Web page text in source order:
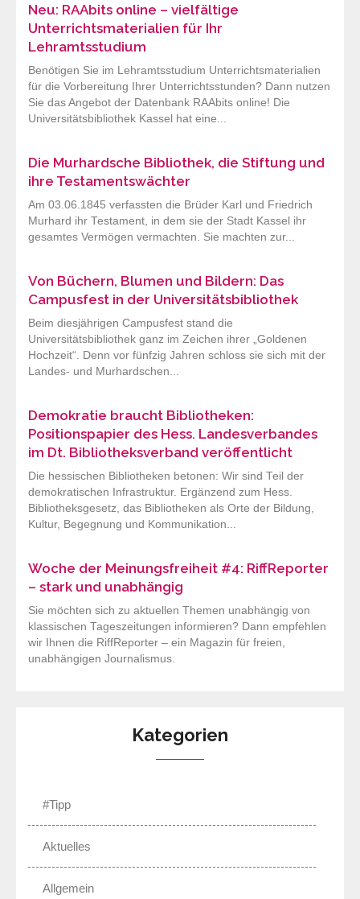
Neu: RAAbits online – vielfältige
Unterrichtsmaterialien für Ihr
Lehramtsstudium
Benötigen Sie im Lehramtsstudium Unterrichtsmaterialien
für die Vorbereitung Ihrer Unterrichtsstunden? Dann nutzen
Sie das Angebot der Datenbank RAAbits online! Die
Universitätsbibliothek Kassel hat eine...
Die Murhardsche Bibliothek, die Stiftung und
ihre Testamentswächter
Am 03.06.1845 verfassten die Brüder Karl und Friedrich
Murhard ihr Testament, in dem sie der Stadt Kassel ihr
gesamtes Vermögen vermachten. Sie machten zur...
Von Büchern, Blumen und Bildern: Das
Campusfest in der Universitätsbibliothek
Beim diesjährigen Campusfest stand die
Universitätsbibliothek ganz im Zeichen ihrer „Goldenen
Hochzeit“. Denn vor fünfzig Jahren schloss sie sich mit der
Landes- und Murhardschen...
Demokratie braucht Bibliotheken:
Positionspapier des Hess. Landesverbandes
im Dt. Bibliotheksverband veröffentlicht
Die hessischen Bibliotheken betonen: Wir sind Teil der
demokratischen Infrastruktur. Ergänzend zum Hess.
Bibliotheksgesetz, das Bibliotheken als Orte der Bildung,
Kultur, Begegnung und Kommunikation...
Woche der Meinungsfreiheit #4: RiffReporter
– stark und unabhängig
Sie möchten sich zu aktuellen Themen unabhängig von
klassischen Tageszeitungen informieren? Dann empfehlen
wir Ihnen die RiffReporter – ein Magazin für freien,
unabhängigen Journalismus.
Kategorien
#Tipp
Aktuelles
Allgemein